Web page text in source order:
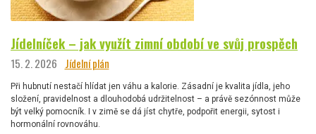
Jídelníček – jak využít zimní období ve svůj prospěch
15. 2. 2026 Jídelní plán
Při hubnutí nestačí hlídat jen váhu a kalorie. Zásadní je kvalita jídla, jeho
složení, pravidelnost a dlouhodobá udržitelnost – a právě sezónnost může
být velký pomocník. I v zimě se dá jíst chytře, podpořit energii, sytost i
hormonální rovnováhu.